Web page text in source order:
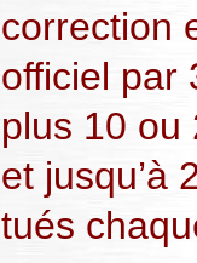
correction
officiel par
plus 10 ou
et jusqu’à
tués